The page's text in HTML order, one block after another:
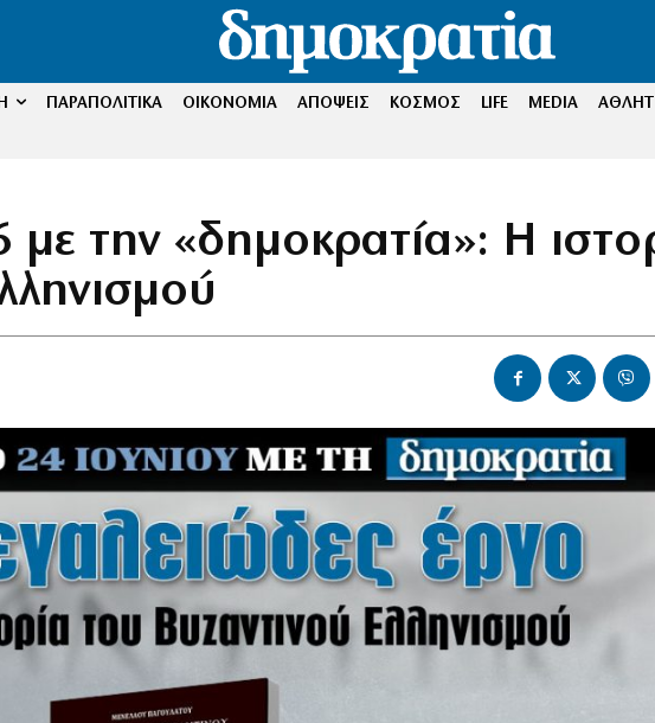
ΠΑΡΑΠΟΛΙΤΙΚΑ ΟΙΚΟΝΟΜΙΑ ΑΠΟΨΕΙΣ ΚΟΣΜΟΣ LIFE MEDIA
την «δημοκρατία»: Η